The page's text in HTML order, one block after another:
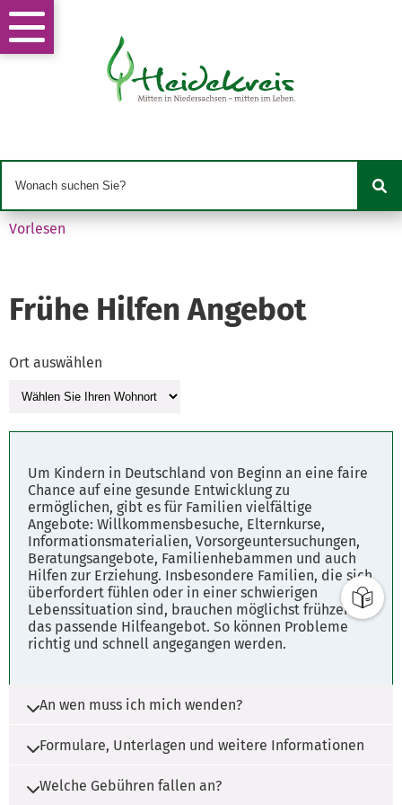
Vorlesen
Frühe Hilfen Angebot
Um Kindern in Deutschland von Beginn an eine faire
Chance auf eine gesunde Entwicklung zu
ermöglichen, gibt es für Familien vielfältige
Angebote: Willkommensbesuche, Elternkurse,
Informationsmaterialien, Vorsorgeuntersuchungen,
Beratungsangebote, Familienhebammen und auch
Hilfen zur Erziehung. Insbesondere Familien, die sich
überfordert fühlen oder in einer schwierigen
Lebenssituation sind, brauchen möglichst frühzeitig
das passende Hilfeangebot. So können Probleme
richtig und schnell angegangen werden.
An wen muss ich mich wenden?
Die Zuständgkeit liegt beim Landkreis und bei
Formulare, Unterlagen und weitere Informationen
Es werden ggf. Unterlagen benötigt. Wenden
Welche Gebühren fallen an?
Ort auswählen